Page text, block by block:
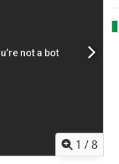
1 /8